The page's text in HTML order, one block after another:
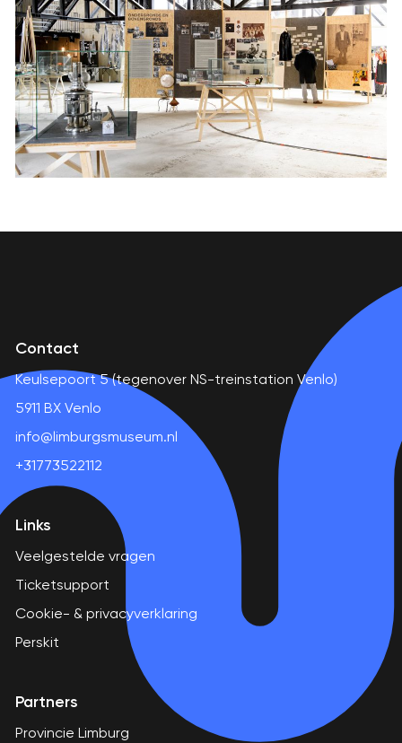
Contact
Keulsepoort 5 (tegenover NS-treinstation Venlo)
5911 BX Venlo
info@limburgsmuseum.nl
+31773522112
Links
Veelgestelde vragen
Ticketsupport
Cookie- & privacyverklaring
Perskit
Partners
Provincie Limburg